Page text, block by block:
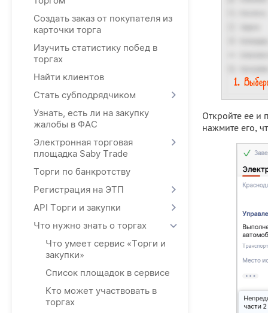
Создать заказ от покупателя из
карточки торга
Изучить статистику побед в
торгах
Найти клиентов
Стать субподрядчиком
Узнать, есть ли на закупку
жалобы в ФАС
Электронная торговая
площадка Saby Trade
Торги по банкротству
Регистрация на ЭТП
API Торги и закупки
Что нужно знать о торгах
Что умеет сервис «Торги и
закупки»
Список площадок в сервисе
Кто может участвовать в
торгах
Откройте ее и
нажмите его,